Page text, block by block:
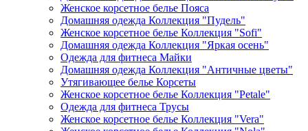
Женское корсетное белье Пояса
Домашняя одежда Коллекция "Пудель"
Женское корсетное белье Коллекция "Sofi"
Домашняя одежда Коллекция "Яркая осень"
Одежда для фитнеса Майки
Домашняя одежда Коллекция "Античные цветы"
Утягивающее белье Корсеты
Женское корсетное белье Коллекция "Petale"
Одежда для фитнеса Трусы
Женское корсетное белье Коллекция "Vera"